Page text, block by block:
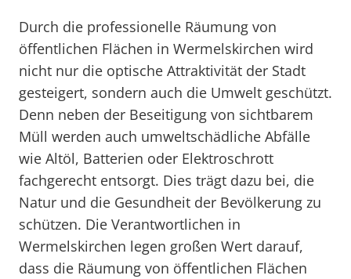
Durch die professionelle Räumung von
öffentlichen Flächen in Wermelskirchen wird
nicht nur die optische Attraktivität der Stadt
gesteigert, sondern auch die Umwelt geschützt.
Denn neben der Beseitigung von sichtbarem
Müll werden auch umweltschädliche Abfälle
wie Altöl, Batterien oder Elektroschrott
fachgerecht entsorgt. Dies trägt dazu bei, die
Natur und die Gesundheit der Bevölkerung zu
schützen. Die Verantwortlichen in
Wermelskirchen legen großen Wert darauf,
dass die Räumung von öffentlichen Flächen